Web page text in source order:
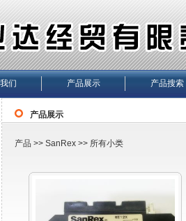
们 产品展示 产品搜索
产品展示
产品 >> SanRex>> 所有小类